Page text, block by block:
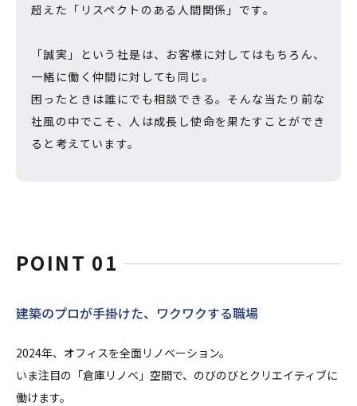
超えた「リスペクトのある人間関係」です。
「誠実」という社是は、お客様に対してはもちろん、
一緒に働く仲間に対しても同じ。
困ったときは誰にでも相談できる。そんな当たり前な
社風の中でこそ、人は成長し使命を果たすことができ
ると考えています。
POINT 01
建築のプロが手掛けた、ワクワクする職場
2024年、オフィスを全面リノベーション。
いま注目の「倉庫リノベ」空間で、のびのびとクリエイティブに
働けます。